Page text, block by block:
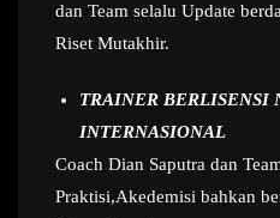
dan Team selalu Update
Riset Mutakhir.
TRAINER BERLISENSI
INTERNASIONAL
Coach Dian Saputra dan
Praktisi,Akedemisi bahkan